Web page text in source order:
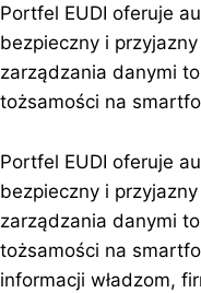
Portfel EUDI oferuje
bezpieczny i
zarządzania danymi
tożsamości na
Portfel EUDI oferuje
bezpieczny i
zarządzania danymi
tożsamości na
informacji władzom,